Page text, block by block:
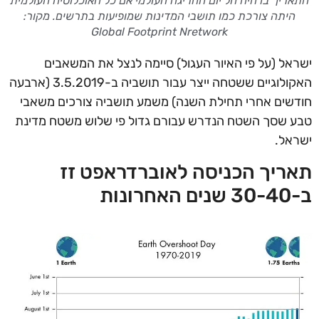
היתה צורכת כמו תושבי המדינות שמופיעות בתרשים. מקור:
Global Footprint Nretwork
ישראל (על פי האיור העגול) סיימה לנצל את המשאבים
האקולוגיים ששטחה ייצר עבור תושביה ב-3.5.2019 (ארבעה
חודשים אחרי תחילת השנה) משמע תושביה צורכים משאבי
טבע שסך השטח הנדרש עבורם גדול פי שלוש משטח מדינת
ישראל.
תאריך הכניסה לאוברדראפט זז
ב-30-40 שנים האחרונות